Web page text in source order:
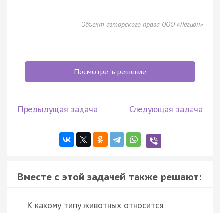
Объект авторского права ООО «Легион»
Посмотреть решение
Предыдущая задача Следующая задача
Вместе с этой задачей также решают:
К какому типу животных относится